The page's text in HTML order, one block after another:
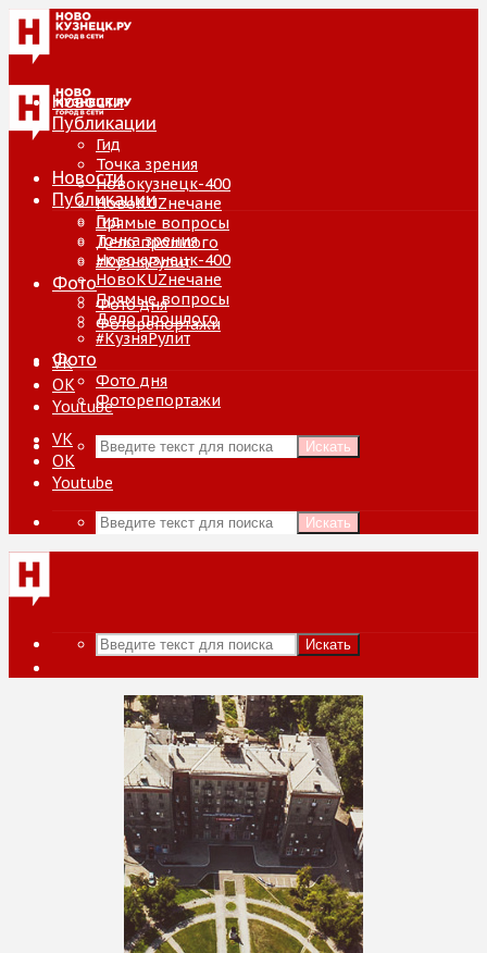
Новости
Публикации
Гид
Точка зрения
Новокузнецк-400
НовоKUZнечане
Прямые вопросы
Дело прошлого
#КузняРулит
Фото
Фото дня
Фоторепортажи
VK
ОК
Youtube
Искать
Новости
Публикации
Гид
Точка зрения
Новокузнецк-400
НовоKUZнечане
Прямые вопросы
Дело прошлого
#КузняРулит
Фото
Фото дня
Фоторепортажи
VK
ОК
Youtube
Искать
Искать